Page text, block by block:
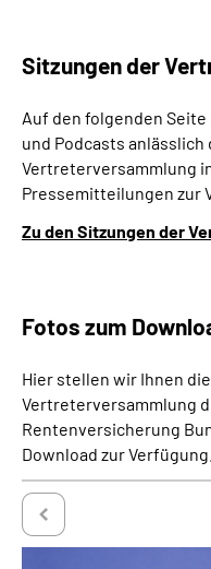
Sitzungen der
Auf den folgenden
und Podcasts
Vertreterversammlung
Pressemitteilungen zur
Zu den Sitzungen der
Fotos zum
Hier stellen wir Ihnen
Vertreterversammlung
Rentenversicherung
Download zur Verfügung.